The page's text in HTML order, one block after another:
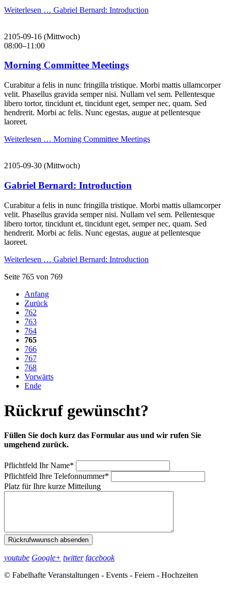
Weiterlesen … Gabriel Bernard: Introduction
2105-09-16 (Mittwoch)
08:00–11:00
Morning Committee Meetings
Curabitur a felis in nunc fringilla tristique. Morbi mattis ullamcorper
velit. Phasellus gravida semper nisi. Nullam vel sem. Pellentesque
libero tortor, tincidunt et, tincidunt eget, semper nec, quam. Sed
hendrerit. Morbi ac felis. Nunc egestas, augue at pellentesque
laoreet.
Weiterlesen … Morning Committee Meetings
2105-09-30 (Mittwoch)
Gabriel Bernard: Introduction
Curabitur a felis in nunc fringilla tristique. Morbi mattis ullamcorper
velit. Phasellus gravida semper nisi. Nullam vel sem. Pellentesque
libero tortor, tincidunt et, tincidunt eget, semper nec, quam. Sed
hendrerit. Morbi ac felis. Nunc egestas, augue at pellentesque
laoreet.
Weiterlesen … Gabriel Bernard: Introduction
Seite 765 von 769
Anfang
Zurück
762
763
764
765
766
767
768
Vorwärts
Ende
Rückruf gewünscht?
Füllen Sie doch kurz das Formular aus und wir rufen Sie
umgehend zurück.
Pflichtfeld Ihr Name*
Pflichtfeld Ihre Telefonnummer*
Platz für Ihre kurze Mitteilung
Rückrufwwunsch absenden
youtube Google+ twitter facebook
© Fabelhafte Veranstaltungen - Events - Feiern - Hochzeiten